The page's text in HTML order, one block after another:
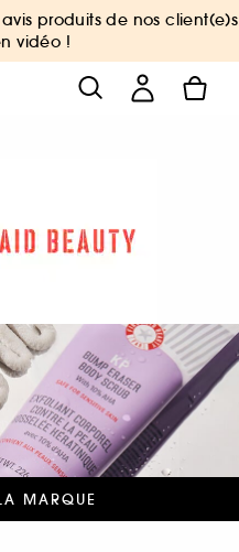
produits de nos client(e)s
vidéo !
MARQUE